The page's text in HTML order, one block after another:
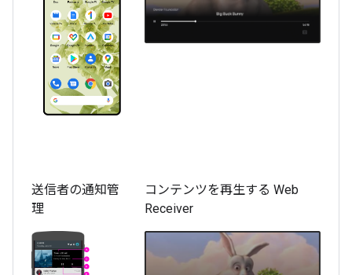
送信者の通知管
理
コンテンツを再生する Web
Receiver